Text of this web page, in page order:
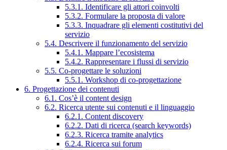
5.3.1. Identificare gli attori coinvolti
5.3.2. Formulare la proposta di valore
5.3.3. Inquadrare gli elementi costitutivi del
servizio
5.4. Descrivere il funzionamento del servizio
5.4.1. Mappare l’ecosistema
5.4.2. Rappresentare i flussi di servizio
5.5. Co-progettare le soluzioni
5.5.1. Workshop di co-progettazione
6. Progettazione dei contenuti
6.1. Cos’è il content design
6.2. Ricerca utente sui contenuti e il linguaggio
6.2.1. Content discovery
6.2.2. Dati di ricerca (search keywords)
6.2.3. Ricerca tramite analytics
6.2.4. Ricerca sui forum